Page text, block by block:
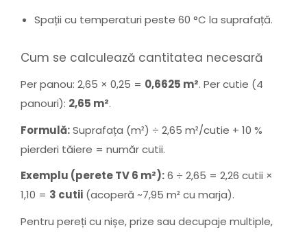
Spații cu temperaturi peste 60 °C la suprafață.
Cum se calculează cantitatea necesară
Per panou: 2,65 × 0,25 = 0,6625 m². Per cutie (4
panouri): 2,65 m².
Formulă:Suprafața (m²) ÷ 2,65 m²/cutie + 10 %
pierderi tăiere = număr cutii.
Exemplu (perete TV 6 m²):6 ÷ 2,65 = 2,26 cutii ×
1,10 = 3 cutii (acoperă ~7,95 m² cu marja).
Pentru pereți cu nișe, prize sau decupaje multiple,